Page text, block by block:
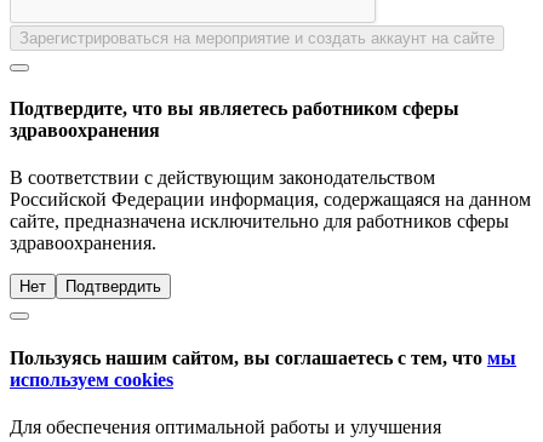
Зарегистрироваться на мероприятие и создать аккаунт на сайте
Подтвердите, что вы являетесь работником сферы
здравоохранения
В соответствии с действующим законодательством
Российской Федерации информация, содержащаяся на данном
сайте, предназначена исключительно для работников сферы
здравоохранения.
Нет Подтвердить
Пользуясь нашим сайтом, вы соглашаетесь с тем, что мы
используем cookies
Для обеспечения оптимальной работы и улучшения